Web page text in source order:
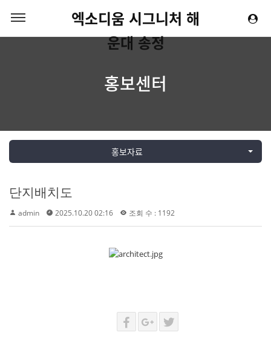
엑소디움 시그니처 해
운대 송정
홍보센터
홍보자료
단지배치도
admin 2025.10.20 02:16 조회 수 : 1192